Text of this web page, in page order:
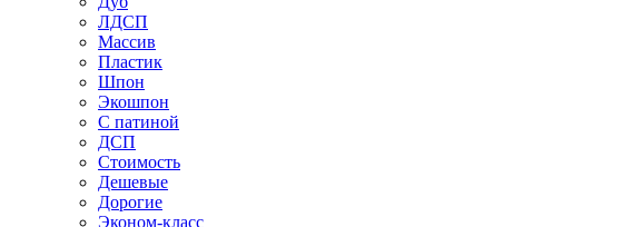
ЛДСП
Массив
Пластик
Шпон
Экошпон
С патиной
ДСП
Стоимость
Дешевые
Дорогие
Эконом-класс